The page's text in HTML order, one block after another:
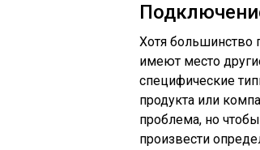
Хотя большинство
имеют место
специфические
продукта или
проблема, но
произвести